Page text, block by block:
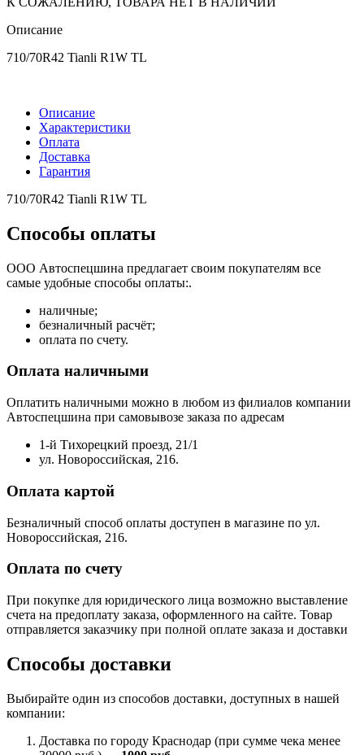
Описание
710/70R42 Tianli R1W TL
Описание
Характеристики
Оплата
Доставка
Гарантия
710/70R42 Tianli R1W TL
Способы оплаты
ООО Автоспецшина предлагает своим покупателям все
самые удобные способы оплаты:.
наличные;
безналичный расчёт;
оплата по счету.
Оплата наличными
Оплатить наличными можно в любом из филиалов компании
Автоспецшина при самовывозе заказа по адресам
1-й Тихорецкий проезд, 21/1
ул. Новороссийская, 216.
Оплата картой
Безналичный способ оплаты доступен в магазине по ул.
Новороссийская, 216.
Оплата по счету
При покупке для юридического лица возможно выставление
счета на предоплату заказа, оформленного на сайте. Товар
отправляется заказчику при полной оплате заказа и доставки
Способы доставки
Выбирайте один из способов доставки, доступных в нашей
компании:
Доставка по городу Краснодар (при сумме чека менее